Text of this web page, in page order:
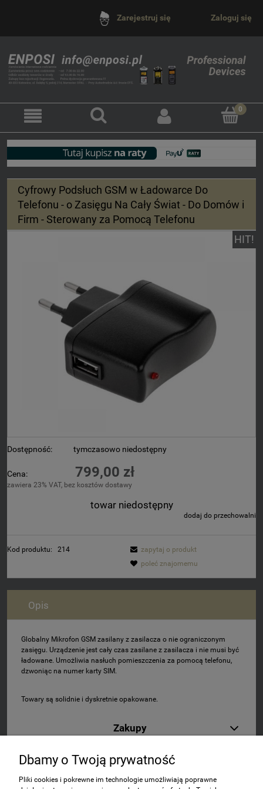
Zarejestruj się Zaloguj się
Cyfrowy Podsłuch GSM w Ładowarce Do
Telefonu - o Zasięgu Na Cały Świat - Do Domów i
Firm - Sterowany za Pomocą Telefonu
HIT!
Dostępność: tymczasowo niedostępny
Cena: 799,00 zł
zawiera 23% VAT, bez kosztów dostawy
towar niedostępny
dodaj do przechowalni
Kod produktu: 214
zapytaj o produkt
poleć znajomemu
Opis
Globalny Mikrofon GSM zasilany z zasilacza o nie ograniczonym
zasięgu. Urządzenie jest cały czas zasilane z zasilacza i nie musi być
ładowane. Umożliwia nasłuch pomieszczenia za pomocą telefonu,
dzwoniąc na numer karty SIM.
Towary są solidnie i dyskretnie opakowane.
Zakupy
Pomoc
Moje konto
Dbamy o Twoją prywatność
Pliki cookies i pokrewne im technologie umożliwiają poprawne